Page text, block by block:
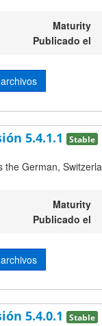
Maturity
Publicado el
5.4.1.1 Stable
the German,
Maturity
Publicado el
5.4.0.1 Stable